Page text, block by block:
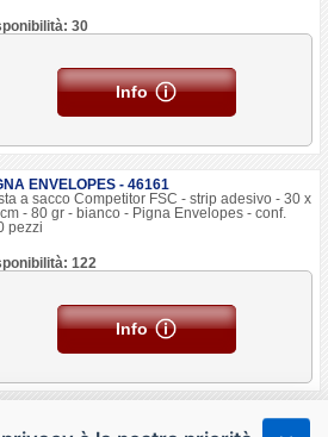
30
Info
ENVELOPES - 46161
a sacco Competitor FSC - strip adesivo - 30 x
- 80 gr - bianco - Pigna Envelopes - conf.
pezzi
122
Info